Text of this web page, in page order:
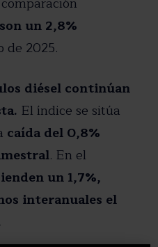
un 2,8%
de 2025.
diésel continúan
El índice se sitúa
caída del 0,8%
. En el
un 1,7%,
interanuales el